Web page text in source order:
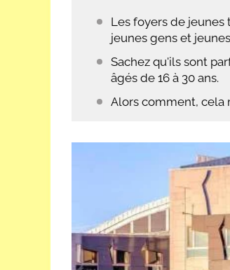
Les foyers de jeunes
jeunes gens et
Sachez qu'ils sont
âgés de 16 à 30 ans.
Alors comment, cela